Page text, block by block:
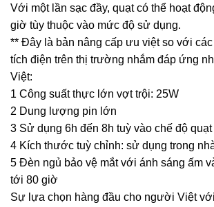
Với một lần sạc đầy, quạt có thể hoạt
giờ tùy thuộc vào mức độ sử dụng.
** Đây là bản nâng cấp ưu việt so với
tích điện trên thị trường nhắm đáp ứng
Việt:
1 Công suất thực lớn vợt trội: 25W
2 Dung lượng pin lớn
3 Sử dụng 6h đến 8h tuỳ vào chế độ quạt
4 Kích thước tuỳ chỉnh: sử dụng trong
5 Đèn ngủ bảo vệ mắt với ánh sáng ấm
tới 80 giờ
Sự lựa chọn hàng đầu cho người Việt